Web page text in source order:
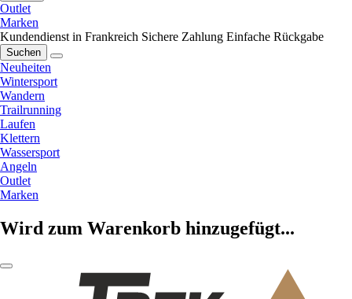
Outlet
Marken
Kundendienst in Frankreich Sichere Zahlung Einfache Rückgabe
Suchen
Neuheiten
Wintersport
Wandern
Trailrunning
Laufen
Klettern
Wassersport
Angeln
Outlet
Marken
Wird zum Warenkorb hinzugefügt...